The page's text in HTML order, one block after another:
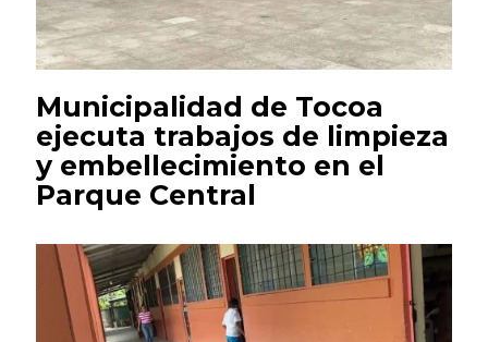
Municipalidad de Tocoa
ejecuta trabajos de limpieza
y embellecimiento en el
Parque Central